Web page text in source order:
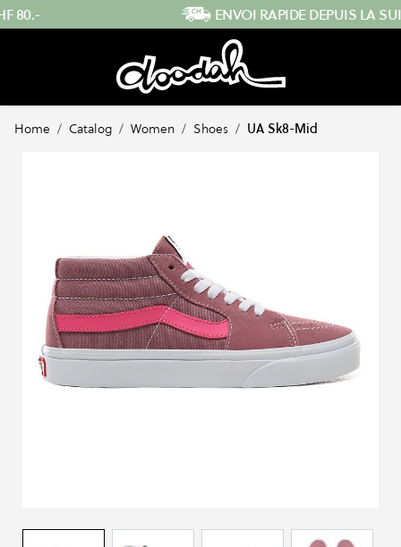
Skip to Content
ENVOI RAPIDE DEPUIS LA SUISSE
Home / Catalog / Women / Shoes / UA Sk8-Mid